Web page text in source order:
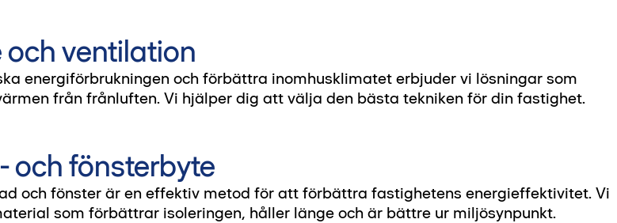
och ventilation
energiförbrukningen och förbättra inomhusklimatet erbjuder vi lösningar som
från frånluften. Vi hjälper dig att välja den bästa tekniken för din fastighet.
och fönsterbyte
och fönster är en effektiv metod för att förbättra fastighetens energieffektivitet. Vi
som förbättrar isoleringen, håller länge och är bättre ur miljösynpunkt.